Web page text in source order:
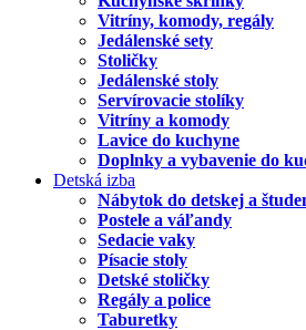
Vitríny, komody, regály
Jedálenské sety
Stoličky
Jedálenské stoly
Servírovacie stolíky
Vitríny a komody
Lavice do kuchyne
Doplnky a vybavenie do
Detská izba
Nábytok do detskej a
Postele a váľandy
Sedacie vaky
Písacie stoly
Detské stoličky
Regály a police
Taburetky